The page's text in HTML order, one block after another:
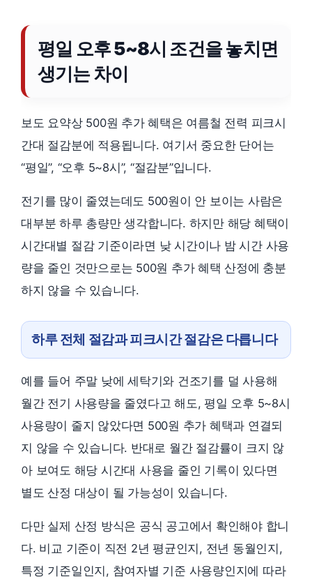
평일 오후 5~8시 조건을 놓치면
생기는 차이
보도 요약상 500원 추가 혜택은 여름철 전력 피크시
간대 절감분에 적용됩니다. 여기서 중요한 단어는
“평일”, “오후 5~8시”, “절감분”입니다.
전기를 많이 줄였는데도 500원이 안 보이는 사람은
대부분 하루 총량만 생각합니다. 하지만 해당 혜택이
시간대별 절감 기준이라면 낮 시간이나 밤 시간 사용
량을 줄인 것만으로는 500원 추가 혜택 산정에 충분
하지 않을 수 있습니다.
하루 전체 절감과 피크시간 절감은 다릅니다
예를 들어 주말 낮에 세탁기와 건조기를 덜 사용해
월간 전기 사용량을 줄였다고 해도, 평일 오후 5~8시
사용량이 줄지 않았다면 500원 추가 혜택과 연결되
지 않을 수 있습니다. 반대로 월간 절감률이 크지 않
아 보여도 해당 시간대 사용을 줄인 기록이 있다면
별도 산정 대상이 될 가능성이 있습니다.
다만 실제 산정 방식은 공식 공고에서 확인해야 합니
다. 비교 기준이 직전 2년 평균인지, 전년 동월인지,
특정 기준일인지, 참여자별 기준 사용량인지에 따라